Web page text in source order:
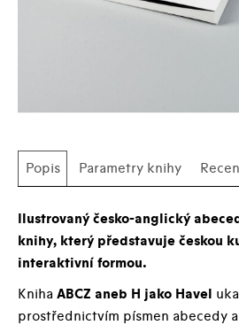
Popis Parametry knihy
Ilustrovaný česko-anglický
knihy, který představuje českou
interaktivní formou.
Kniha ABCZ aneb H jako Havel
prostřednictvím písmen abecedy